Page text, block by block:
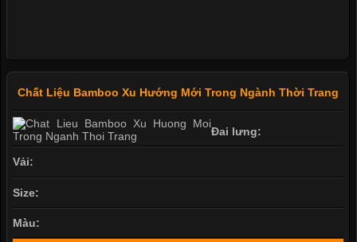
Chất Liệu Bamboo Xu Hướng Mới Trong Ngành Thời Trang
Đai lưng:
Vải:
Size:
Màu: